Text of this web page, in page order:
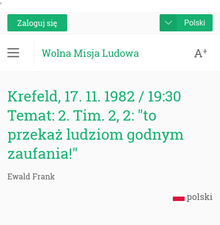
'
Zaloguj się
Polski
Wolna Misja Ludowa A+
Krefeld, 17. 11. 1982 / 19:30
Temat: 2. Tim. 2, 2: "to
przekaż ludziom godnym
zaufania!"
Ewald Frank
polski